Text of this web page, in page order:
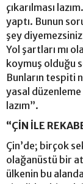
çıkarılması
yaptı. Bunun
şey
Yol şartları mı
koymuş olduğu
Bunların tespiti
yasal
lazım”.
“ÇİN İLE
Çin’de; birçok
olağanüstü bir
ülkenin bu